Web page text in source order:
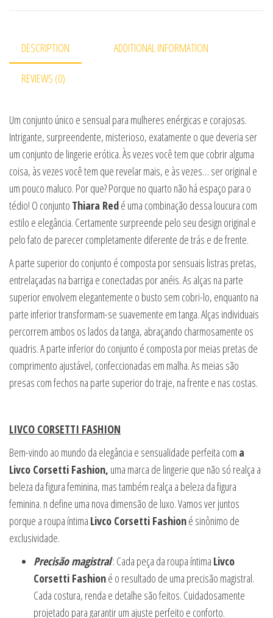
DESCRIPTION ADDITIONAL INFORMATION
REVIEWS (0)
Um conjunto único e sensual para mulheres enérgicas e corajosas.
Intrigante, surpreendente, misterioso, exatamente o que deveria ser
um conjunto de lingerie erótica. Às vezes você tem que cobrir alguma
coisa, às vezes você tem que revelar mais, e às vezes… ser original e
um pouco maluco. Por que? Porque no quarto não há espaço para o
tédio! O conjunto Thiara Redé uma combinação dessa loucura com
estilo e elegância. Certamente surpreende pelo seu design original e
pelo fato de parecer completamente diferente de trás e de frente.
A parte superior do conjunto é composta por sensuais listras pretas,
entrelaçadas na barriga e conectadas por anéis. As alças na parte
superior envolvem elegantemente o busto sem cobri-lo, enquanto na
parte inferior transformam-se suavemente em tanga. Alças individuais
percorrem ambos os lados da tanga, abraçando charmosamente os
quadris. A parte inferior do conjunto é composta por meias pretas de
comprimento ajustável, confeccionadas em malha. As meias são
presas com fechos na parte superior do traje, na frente e nas costas.
LIVCO CORSETTI FASHION
Bem-vindo ao mundo da elegância e sensualidade perfeita com a
Livco Corsetti Fashion, uma marca de lingerie que não só realça a
beleza da figura feminina, mas também realça a beleza da figura
feminina. n define uma nova dimensão de luxo. Vamos ver juntos
porque a roupa íntima Livco Corsetti Fashioné sinônimo de
exclusividade.
Precisão magistral: Cada peça da roupa íntima Livco
Corsetti Fashioné o resultado de uma precisão magistral.
Cada costura, renda e detalhe são feitos. Cuidadosamente
projetado para garantir um ajuste perfeito e conforto.